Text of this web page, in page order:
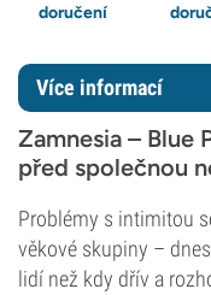
doručení
Více informací
Zamnesia – Blue
před společnou
Problémy s intimitou
věkové skupiny –
lidí než kdy dřív a